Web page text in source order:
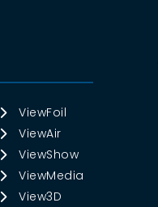
ViewFoil
ViewAir
ViewShow
ViewMedia
View3D